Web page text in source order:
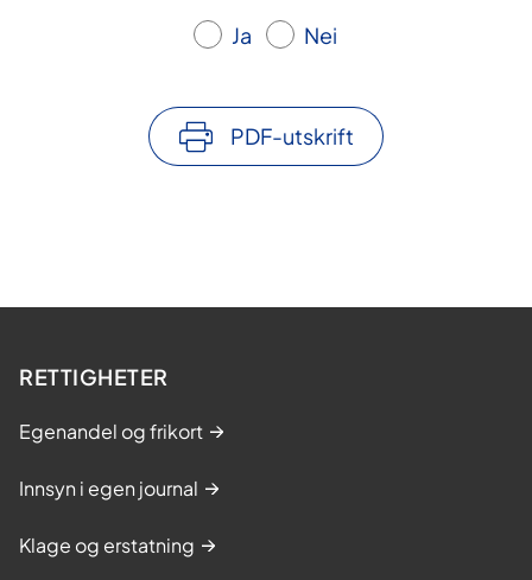
Ja Nei
PDF-utskrift
RETTIGHETER
Egenandel og frikort
Innsyn i egen journal
Klage og erstatning